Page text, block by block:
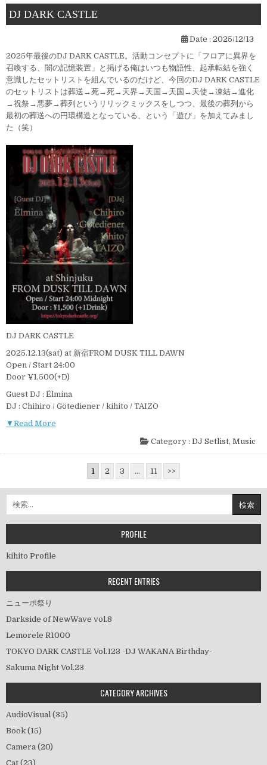
DJ DARK CASTLE
Date : 2025/12/13
2025年最後のDJ DARK CASTLE。活動コンセプトに「フロアに異界を
召喚する、闇の記憶装置」と掲げる俺はいつも物語性、起承転結を強く
意識したセットリストを組んでいるのだけど、今回のDJ DARK CASTLE
のセットリストは葬送→死→死→天界→天国→天国→天使→凍結→進化
→祝祭→悪夢→葬列というリリックミックスをしつつ、最後の葬列から
最初の葬送への円環構造となっている、という「遊び」を加えてみまし
た（笑）
DJ DARK CASTLE
2025.12.13(sat) at 新宿FROM DUSK TILL DAWN
Open / Start 24:00
Door ¥1,500(+D)
Guest DJ : Ëlmina
DJ : Chihiro / Götediener / kihito / TAIZO
▼Read More
Category : DJ Setlist, Music
稿
の
ペ
ー
ジ
送
り
1 2 3 … 11 >>
索:
PROFILE
kihito Profile
RECENT ENTRIES
ニューポ祭り
Darkside of NewWave vol.8
Lemorele R1000
TOKYO DARK CASTLE Vol.123 -DJ WAKANA Birthday-
Sakuma Night Vol.23
CATEGORY ARCHIVES
AudioVisual (35)
Book (15)
Camera (20)
Cat (23)